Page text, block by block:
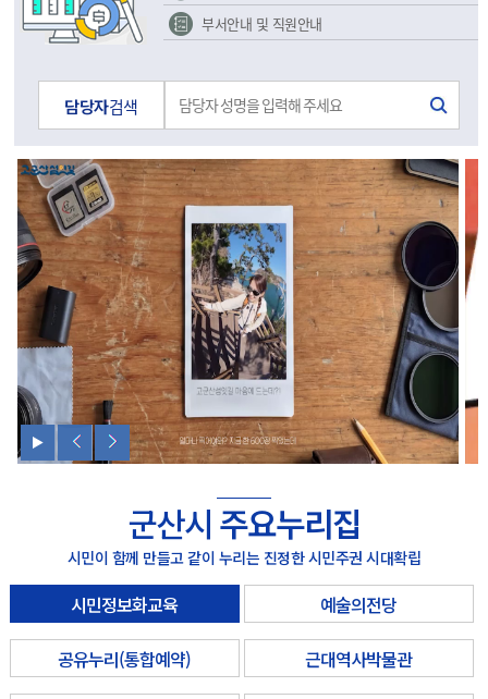
부서안내 및 직원안내
담당자검색
군산시 주요누리집
시민이 함께 만들고 같이 누리는 진정한 시민주권 시대확립
시민정보화교육 예술의전당
공유누리(통합예약) 근대역사박물관